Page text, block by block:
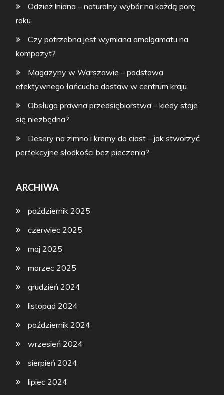
Odzież lniana – naturalny wybór na każdą porę
roku
Czy potrzebna jest wymiana amalgamatu na
kompozyt?
Magazyny w Warszawie – podstawa
efektywnego łańcucha dostaw w centrum kraju
Obsługa prawna przedsiębiorstwa – kiedy staje
się niezbędna?
Desery na zimno i kremy do ciast – jak stworzyć
perfekcyjne słodkości bez pieczenia?
ARCHIWA
październik 2025
czerwiec 2025
maj 2025
marzec 2025
grudzień 2024
listopad 2024
październik 2024
wrzesień 2024
sierpień 2024
lipiec 2024